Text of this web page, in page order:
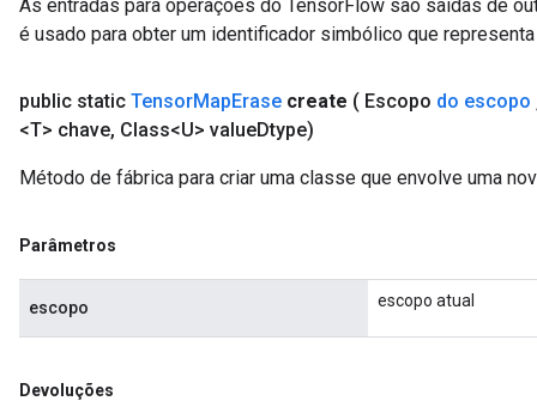
As entradas para operações do TensorFlow são saídas de
é usado para obter um identificador simbólico que
public static TensorMapErase create ( Escopo do escopo
<T> chave, Class<U> valueDtype)
Método de fábrica para criar uma classe que envolve uma
Parâmetros
escopo escopo atual
Devoluções